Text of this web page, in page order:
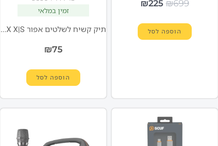
₪699
₪225
הוספה לסל
זמין במלאי
תיק קשיח לשלטים אפור SCUF Universal Case PS4 | PS5 | XBOX X|S
₪75
הוספה לסל